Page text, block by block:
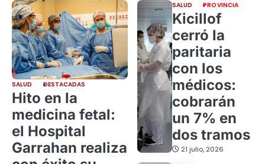
SALUD DESTACADAS
Hito en la
medicina fetal:
el Hospital
Garrahan realiza
SALUD PROVINCIA
Kicillof
cerró la
paritaria
con los
médicos:
cobrarán
un 7% en
dos tramos
21 julio, 2026